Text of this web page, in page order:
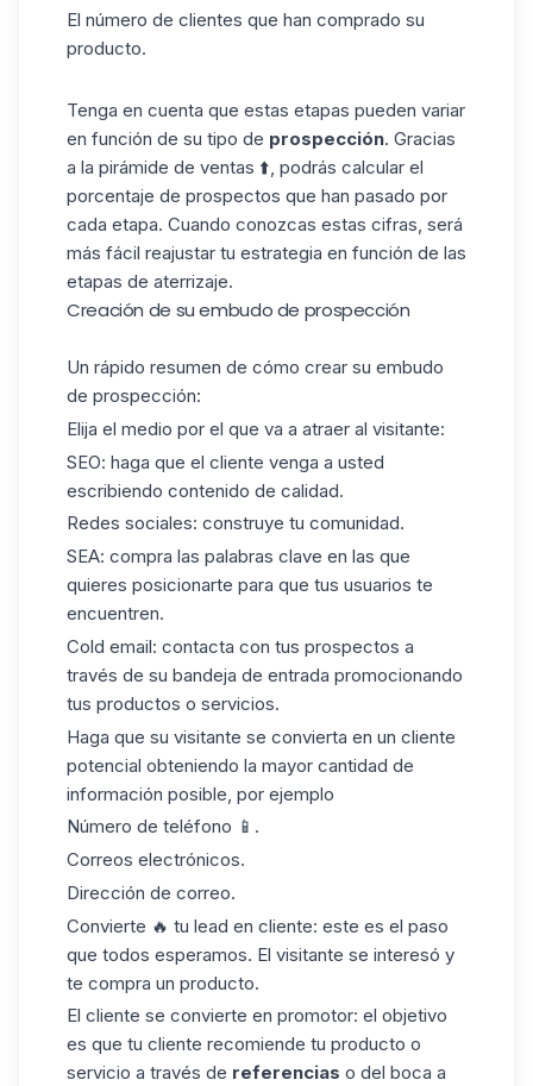
El número de clientes que han comprado su
producto.
Tenga en cuenta que estas etapas pueden variar
en función de su tipo de prospección. Gracias
a la pirámide de ventas ⬆️, podrás calcular el
porcentaje de prospectos que han pasado por
cada etapa. Cuando conozcas estas cifras, será
más fácil reajustar tu estrategia en función de las
etapas de aterrizaje.
Creación de su embudo de prospección
Un rápido resumen de cómo crear su embudo
de prospección:
Elija el medio por el que va a atraer al visitante:
SEO: haga que el cliente venga a usted
escribiendo contenido de calidad.
Redes sociales: construye tu comunidad.
SEA: compra las palabras clave en las que
quieres posicionarte para que tus usuarios te
encuentren.
Cold email: contacta con tus prospectos a
través de su bandeja de entrada promocionando
tus productos o servicios.
Haga que su visitante se convierta en un cliente
potencial obteniendo la mayor cantidad de
información posible, por ejemplo
Número de teléfono 📱.
Correos electrónicos.
Dirección de correo.
Convierte 🔥 tu lead en cliente: este es el paso
que todos esperamos. El visitante se interesó y
te compra un producto.
El cliente se convierte en promotor: el objetivo
es que tu cliente recomiende tu producto o
servicio a través de referencias o del boca a